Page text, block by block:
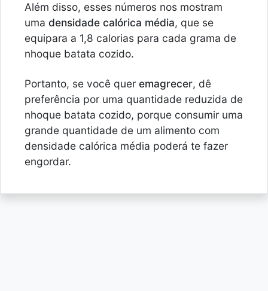
Além disso, esses números nos mostram
uma densidade calórica média, que se
equipara a 1,8 calorias para cada grama de
nhoque batata cozido.
Portanto, se você quer emagrecer, dê
preferência por uma quantidade reduzida de
nhoque batata cozido, porque consumir uma
grande quantidade de um alimento com
densidade calórica média poderá te fazer
engordar.